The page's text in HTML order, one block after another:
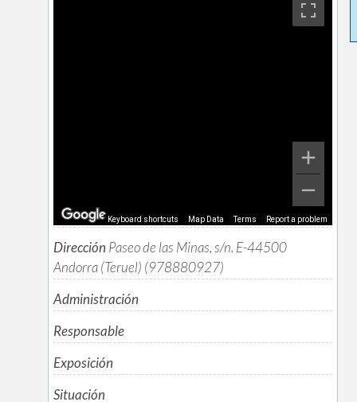
Keyboard shortcuts Map Data Terms Report a problem
Dirección Paseo de las Minas, s/n. E-44500
Andorra (Teruel) (978880927)
Administración
Responsable
Exposición
Situación